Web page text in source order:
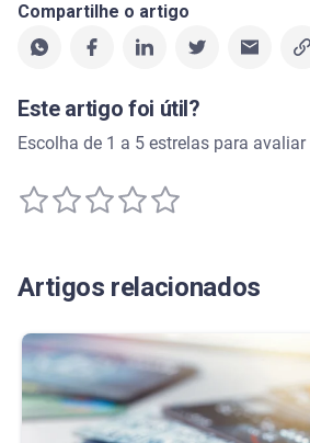
Compartilhe o artigo
Este artigo foi útil?
Escolha de 1 a 5 estrelas para avaliar
Artigos relacionados